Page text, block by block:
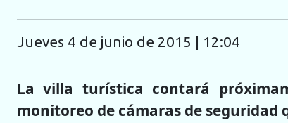
jueves 4 de junio de 2015 | 12:04
La villa turística contará
monitoreo de cámaras de